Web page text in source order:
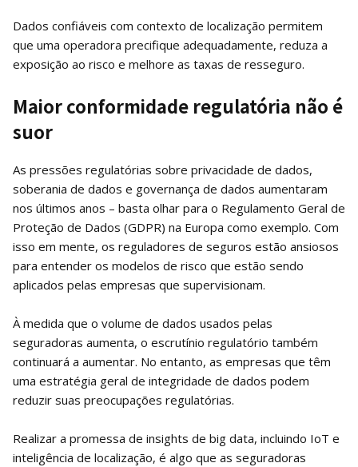
Dados confiáveis ​​com contexto de localização permitem
que uma operadora precifique adequadamente, reduza a
exposição ao risco e melhore as taxas de resseguro.
Maior conformidade regulatória não é
suor
As pressões regulatórias sobre privacidade de dados,
soberania de dados e governança de dados aumentaram
nos últimos anos – basta olhar para o Regulamento Geral de
Proteção de Dados (GDPR) na Europa como exemplo. Com
isso em mente, os reguladores de seguros estão ansiosos
para entender os modelos de risco que estão sendo
aplicados pelas empresas que supervisionam.
À medida que o volume de dados usados ​​pelas
seguradoras aumenta, o escrutínio regulatório também
continuará a aumentar. No entanto, as empresas que têm
uma estratégia geral de integridade de dados podem
reduzir suas preocupações regulatórias.
Realizar a promessa de insights de big data, incluindo IoT e
inteligência de localização, é algo que as seguradoras